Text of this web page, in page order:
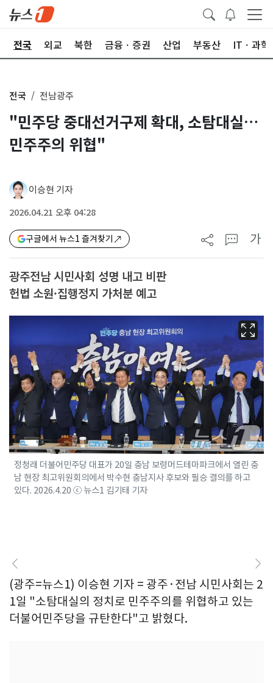
전국 외교 북한 금융ㆍ증권 산업 부동산 ITㆍ과학
전국 전남광주
"민주당 중대선거구제 확대, 소탐대실…
민주주의 위협"
이승현 기자
2026.04.21 오후 04:28
구글에서 뉴스1 즐겨찾기 가
광주전남 시민사회 성명 내고 비판
헌법 소원·집행정지 가처분 예고
정청래 더불어민주당 대표가 20일 충남 보령머드테마파크에서 열린 충
남 현장 최고위원회의에서 박수현 충남지사 후보와 필승 결의를 하고
있다. 2026.4.20 ⓒ 뉴스1 김기태 기자
(광주=뉴스1) 이승현 기자 = 광주·전남 시민사회는 2
1일 "소탐대실의 정치로 민주주의를 위협하고 있는
더불어민주당을 규탄한다"고 밝혔다.